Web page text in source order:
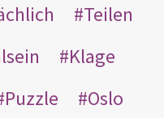
Teilen
Klage
Puzzle
Oslo